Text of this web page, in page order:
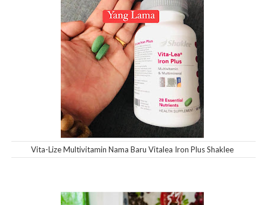
Vita-Lize Multivitamin Nama Baru Vitalea Iron Plus Shaklee